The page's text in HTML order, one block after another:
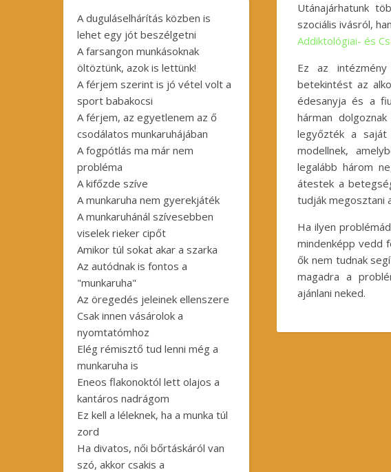
A duguláselhárítás közben is
lehet egy jót beszélgetni
A farsangon munkásoknak
öltöztünk, azok is lettünk!
A férjem szerint is jó vétel volt a
sport babakocsi
A férjem, az egyetlenem az ő
csodálatos munkaruhájában
A fogpótlás ma már nem
probléma
A kifőzde szíve
A munkaruha nem gyerekjáték
A munkaruhánál szívesebben
viselek rieker cipőt
Amikor túl sokat akar a szarka
Az autódnak is fontos a
"munkaruha"
Az öregedés jeleinek ellenszere
Csak innen vásárolok a
nyomtatómhoz
Elég rémisztő tud lenni még a
munkaruha is
Eneos flakonoktól lett olajos a
kantáros nadrágom
Ez kell a léleknek, ha a munka túl
zord
Ha divatos, női bőrtáskáról van
szó, akkor csakis a
Utánajárhatunk
szociális ivásról,
Addiktológiai- és
Ez az
betekintést az
édesanyja és a
hárman
legyőzték a saját
modellnek,
legalább három
átestek a
tudják megosztani
Ha ilyen
mindenképp vedd
ők nem tudnak
magadra a
ajánlani neked.